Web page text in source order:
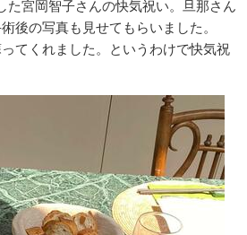
た宮岡智子さんの快気祝い。旦那さん
後の写真も見せてもらいました。
てくれました。というわけで快気祝